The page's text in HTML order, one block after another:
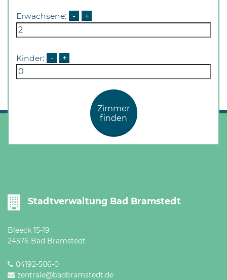
Erwachsene: - +
Kinder: - +
Zimmer
finden
Stadtverwaltung Bad Bramstedt
Bleeck 15-19
24576 Bad Bramstedt
04192-506-0
zentrale@badbramstedt.de